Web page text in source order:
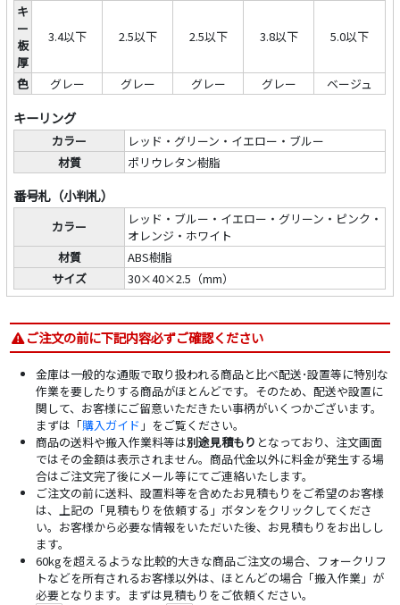
キ
ー
板
厚
3.4以下 2.5以下 2.5以下 3.8以下 5.0以下
色 グレー グレー グレー グレー ベージュ
キーリング
カラー
レッド・グリーン・イエロー・ブルー
材質
ポリウレタン樹脂
番号札（小判札）
カラー
レッド・ブルー・イエロー・グリーン・ピンク・
オレンジ・ホワイト
材質
ABS樹脂
サイズ
30×40×2.5（mm）
ご注文の前に下記内容必ずご確認ください
金庫は一般的な通販で取り扱われる商品と比べ配送･設置等に特別な
作業を要したりする商品がほとんどです。そのため、配送や設置に
関して、お客様にご留意いただきたい事柄がいくつかございます。
まずは「購入ガイド 」をご覧ください。
商品の送料や搬入作業料等は別途見積もり となっており、注文画面
ではその金額は表示されません。商品代金以外に料金が発生する場
合はご注文完了後にメール等にてご連絡いたします。
ご注文の前に送料、設置料等を含めたお見積もりをご希望のお客様
は、上記の「見積もりを依頼する」ボタンをクリックしてくださ
い。お客様から必要な情報をいただいた後、お見積もりをお出しし
ます。
60kgを超えるような比較的大きな商品ご注文の場合、フォークリフ
トなどを所有されるお客様以外は、ほとんどの場合「搬入作業」が
必要となります。まずは見積もりをご依頼ください。